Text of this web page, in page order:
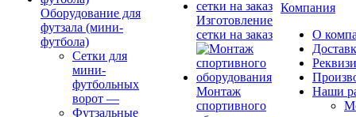
Оборудование для
футзала (мини-
футбола)
Сетки для
мини-
футбольных
ворот —
Футзальные
Изготовление
сетки на заказ
Монтаж
спортивного
Компания
О
Наши